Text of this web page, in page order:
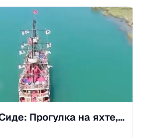
Манавгат из Сиде: Прогулка на яхте, водопад и Гранд-Базар